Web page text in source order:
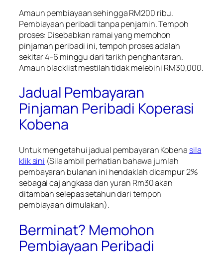
Amaun pembiayaan sehingga RM200 ribu.
Pembiayaan peribadi tanpa penjamin. Tempoh
proses: Disebabkan ramai yang memohon
pinjaman peribadi ini, tempoh proses adalah
sekitar 4-6 minggu dari tarikh penghantaran.
Amaun blacklist mestilah tidak melebihi RM30,000.
Jadual Pembayaran
Pinjaman Peribadi Koperasi
Kobena
Untuk mengetahui jadual pembayaran Kobena sila
klik sini (Sila ambil perhatian bahawa jumlah
pembayaran bulanan ini hendaklah dicampur 2%
sebagai caj angkasa dan yuran Rm30 akan
ditambah selepas setahun dari tempoh
pembiayaan dimulakan).
Berminat? Memohon
Pembiayaan Peribadi